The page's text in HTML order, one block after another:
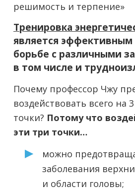
решимость и терпение»
Тренировка
является эффективным
борьбе с различными
в том числе и
Почему профессор Чжу
воздействовать всего на
точки? Потому что
эти три точки…
можно
заболевания
и области головы;